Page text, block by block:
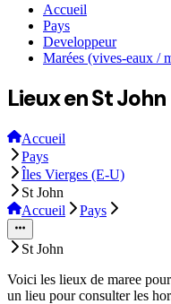
Accueil
Pays
Developpeur
Marées (vives-eaux /
Lieux en St John
Accueil
Pays
Îles Vierges (E-U)
St John
Accueil
Pays
St John
Voici les lieux de maree
un lieu pour consulter les